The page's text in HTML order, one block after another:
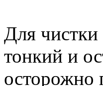
Для чистки
тонкий и
осторожно